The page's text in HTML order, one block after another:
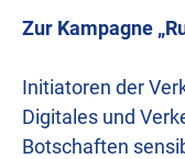
Zur Kampagne
Initiatoren der
Digitales und
Botschaften